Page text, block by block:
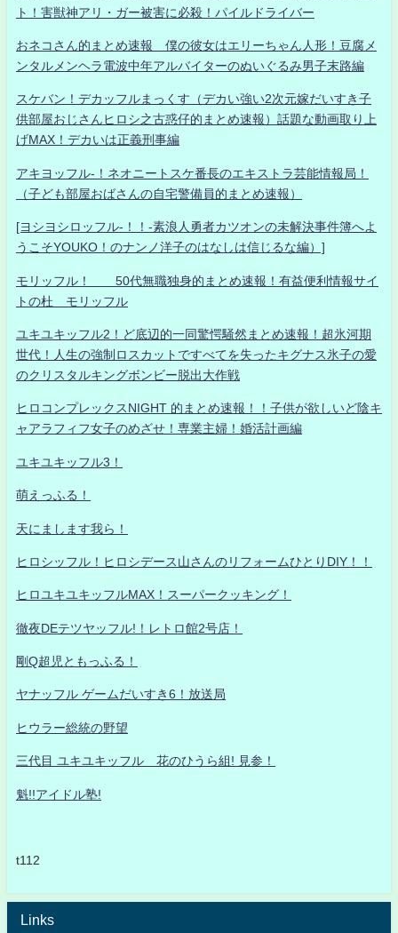
ト！害獣神アリ・ガー被害に必殺！パイルドライバー
おネコさん的まとめ速報 僕の彼女はエリーちゃん人形！豆腐メ
ンタルメンヘラ電波中年アルバイターのぬいぐるみ男子末路編
スケバン！デカッフルまっくす（デカい強い2次元嫁だいすき子
供部屋おじさんヒロシ之古惑仔的まとめ速報）話題な動画取り上
げMAX！デカいは正義刑事編
アキヨッフル-！ネオニートスケ番長のエキストラ芸能情報局！
（子ども部屋おばさんの自宅警備員的まとめ速報）
[ヨシヨシロッフル-！！-素浪人勇者カツオンの未解決事件簿へよ
うこそYOUKO！のナンノ洋子のはなしは信じるな編）]
モリッフル！ 50代無職独身的まとめ速報！有益便利情報サイ
トの杜 モリッフル
ユキユキッフル2！ど底辺的一同驚愕騒然まとめ速報！超氷河期
世代！人生の強制ロスカットですべてを失ったキグナス氷子の愛
のクリスタルキングボンビー脱出大作戦
ヒロコンプレックスNIGHT 的まとめ速報！！子供が欲しいど陰キ
ャアラフィフ女子のめざせ！専業主婦！婚活計画編
ユキユキッフル3！
萌えっふる！
天にまします我ら！
ヒロシッフル！ヒロシデース山さんのリフォームひとりDIY！！
ヒロユキユキッフルMAX！スーパークッキング！
徹夜DEテツヤッフル!！レトロ館2号店！
剛Q超児ともっふる！
ヤナッフル ゲームだいすき6！放送局
ヒウラー総統の野望
三代目 ユキユキッフル 花のひうら組! 見参！
魁!!アイドル塾!
t112
Links